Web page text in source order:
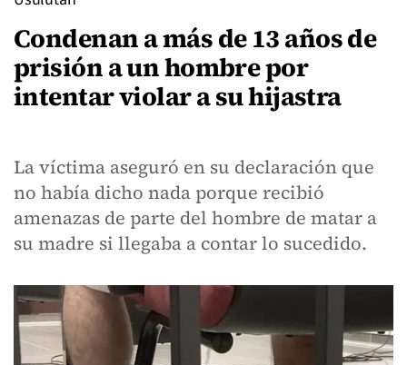
Condenan a más de 13 años de
prisión a un hombre por
intentar violar a su hijastra
La víctima aseguró en su declaración que
no había dicho nada porque recibió
amenazas de parte del hombre de matar a
su madre si llegaba a contar lo sucedido.